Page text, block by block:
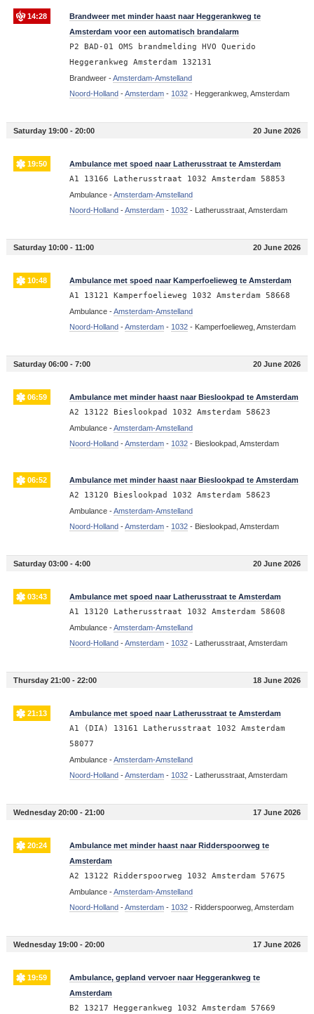
14:28
Brandweer met minder haast naar Heggerankweg te
Amsterdam voor een automatisch brandalarm
P2 BAD-01 OMS brandmelding HVO Querido
Heggerankweg Amsterdam 132131
Brandweer -Amsterdam-Amstelland
Noord-Holland-Amsterdam- 1032- Heggerankweg, Amsterdam
Saturday 19:00 - 20:00 20 June 2026
19:50 Ambulance met spoed naar Latherusstraat te Amsterdam
A1 13166 Latherusstraat 1032 Amsterdam 58853
Ambulance -Amsterdam-Amstelland
Noord-Holland-Amsterdam- 1032- Latherusstraat, Amsterdam
Saturday 10:00 - 11:00 20 June 2026
10:48 Ambulance met spoed naar Kamperfoelieweg te Amsterdam
A1 13121 Kamperfoelieweg 1032 Amsterdam 58668
Ambulance -Amsterdam-Amstelland
Noord-Holland-Amsterdam- 1032- Kamperfoelieweg, Amsterdam
Saturday 06:00 - 7:00 20 June 2026
06:59 Ambulance met minder haast naar Bieslookpad te Amsterdam
A2 13122 Bieslookpad 1032 Amsterdam 58623
Ambulance -Amsterdam-Amstelland
Noord-Holland-Amsterdam- 1032- Bieslookpad, Amsterdam
06:52 Ambulance met minder haast naar Bieslookpad te Amsterdam
A2 13120 Bieslookpad 1032 Amsterdam 58623
Ambulance -Amsterdam-Amstelland
Noord-Holland-Amsterdam- 1032- Bieslookpad, Amsterdam
Saturday 03:00 - 4:00 20 June 2026
03:43 Ambulance met spoed naar Latherusstraat te Amsterdam
A1 13120 Latherusstraat 1032 Amsterdam 58608
Ambulance -Amsterdam-Amstelland
Noord-Holland-Amsterdam- 1032- Latherusstraat, Amsterdam
Thursday 21:00 - 22:00 18 June 2026
21:13 Ambulance met spoed naar Latherusstraat te Amsterdam
A1 (DIA) 13161 Latherusstraat 1032 Amsterdam
58077
Ambulance -Amsterdam-Amstelland
Noord-Holland-Amsterdam- 1032- Latherusstraat, Amsterdam
Wednesday 20:00 - 21:00 17 June 2026
20:24
Ambulance met minder haast naar Ridderspoorweg te
Amsterdam
A2 13122 Ridderspoorweg 1032 Amsterdam 57675
Ambulance -Amsterdam-Amstelland
Noord-Holland-Amsterdam- 1032- Ridderspoorweg, Amsterdam
Wednesday 19:00 - 20:00 17 June 2026
19:59
Ambulance, gepland vervoer naar Heggerankweg te
Amsterdam
B2 13217 Heggerankweg 1032 Amsterdam 57669